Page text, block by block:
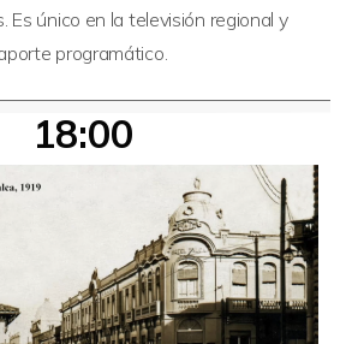
Es único en la televisión regional y
programático.
18:00